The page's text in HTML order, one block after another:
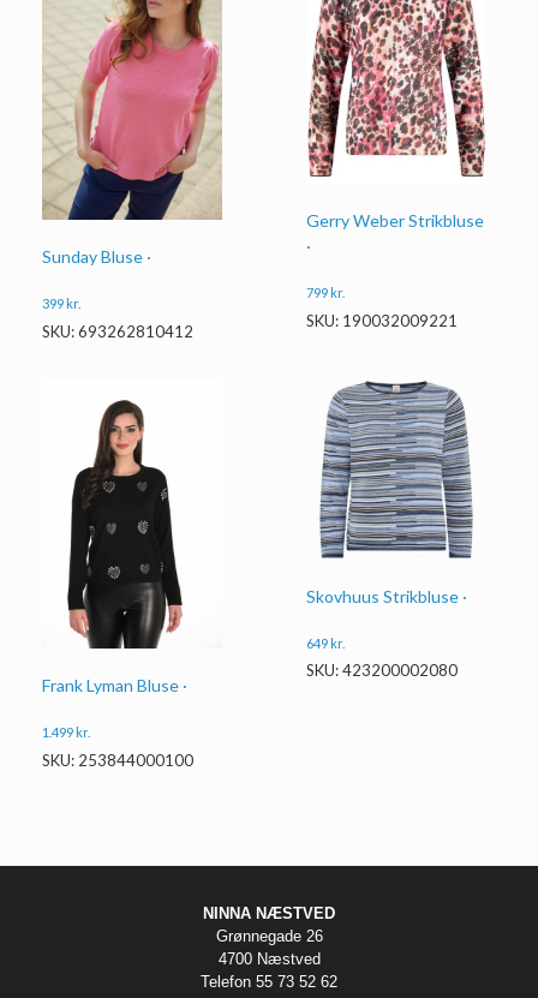
Sunday Bluse ·
399kr.
SKU: 693262810412
Gerry Weber Strikbluse
·
799kr.
SKU: 190032009221
Frank Lyman Bluse ·
1.499 kr.
SKU: 253844000100
Skovhuus Strikbluse ·
649kr.
SKU: 423200002080
NINNA NÆSTVED
Grønnegade 26
4700 Næstved
Telefon 55 73 52 62